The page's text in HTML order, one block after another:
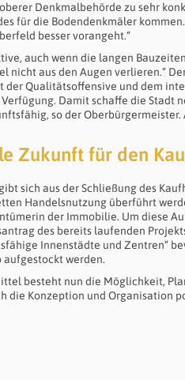
Denkmalbehörde zu sehr
für die Bodendenkmäler
besser vorangeht.“
auch wenn die langen
nicht aus den Augen verlieren.“
der Qualitätsoffensive und dem
Damit schaffe die Stadt
so der
Zukunft für den
sich aus der Schließung des
Handelsnutzung überführt
der Immobilie. Um diese
des bereits laufenden
Innenstädte und Zentren“
aufgestockt werden.
besteht nun die Möglichkeit,
die Konzeption und Organisation